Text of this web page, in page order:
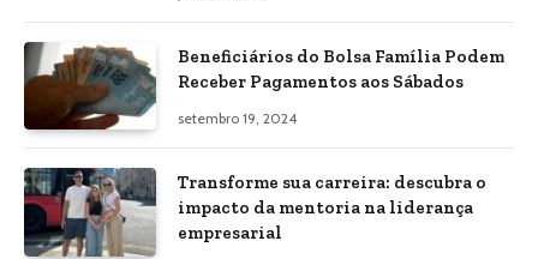
Beneficiários do Bolsa Família Podem
Receber Pagamentos aos Sábados
setembro 19, 2024
Transforme sua carreira: descubra o
impacto da mentoria na liderança
empresarial